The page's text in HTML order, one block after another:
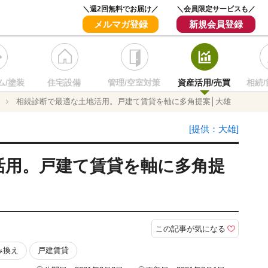
＼週2回無料でお届け／
メルマガ登録
＼会員限定サービスも／
新規会員登録
/塗装 住宅設備 管理/空室対策 資産活用/売買 相続/
相続診断で最適な土地活用。戸建て賃貸を軸に多角提案│大雄
[提供：大雄]
。戸建て賃貸を軸に多角提
え 戸建賃貸
この記事が気になる